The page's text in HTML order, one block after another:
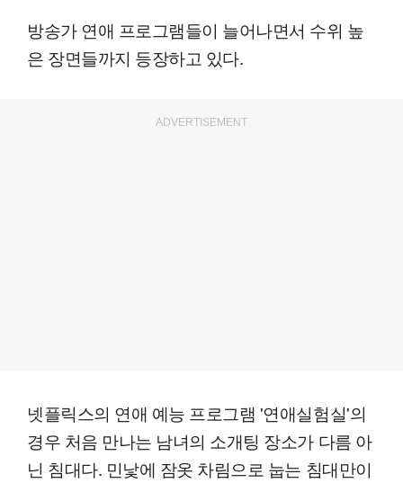
방송가 연애 프로그램들이 늘어나면서 수위 높
은 장면들까지 등장하고 있다.
ADVERTISEMENT
넷플릭스의 연애 예능 프로그램 '연애실험실'의
경우 처음 만나는 남녀의 소개팅 장소가 다름 아
닌 침대다. 민낯에 잠옷 차림으로 눕는 침대만이